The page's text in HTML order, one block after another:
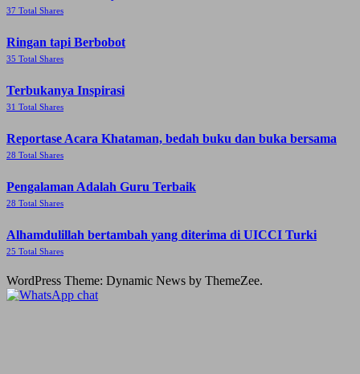
37 Total Shares
Ringan tapi Berbobot
35 Total Shares
Terbukanya Inspirasi
31 Total Shares
Reportase Acara Khataman, bedah buku dan buka bersama
28 Total Shares
Pengalaman Adalah Guru Terbaik
28 Total Shares
Alhamdulillah bertambah yang diterima di UICCI Turki
25 Total Shares
WordPress Theme: Dynamic News by ThemeZee.